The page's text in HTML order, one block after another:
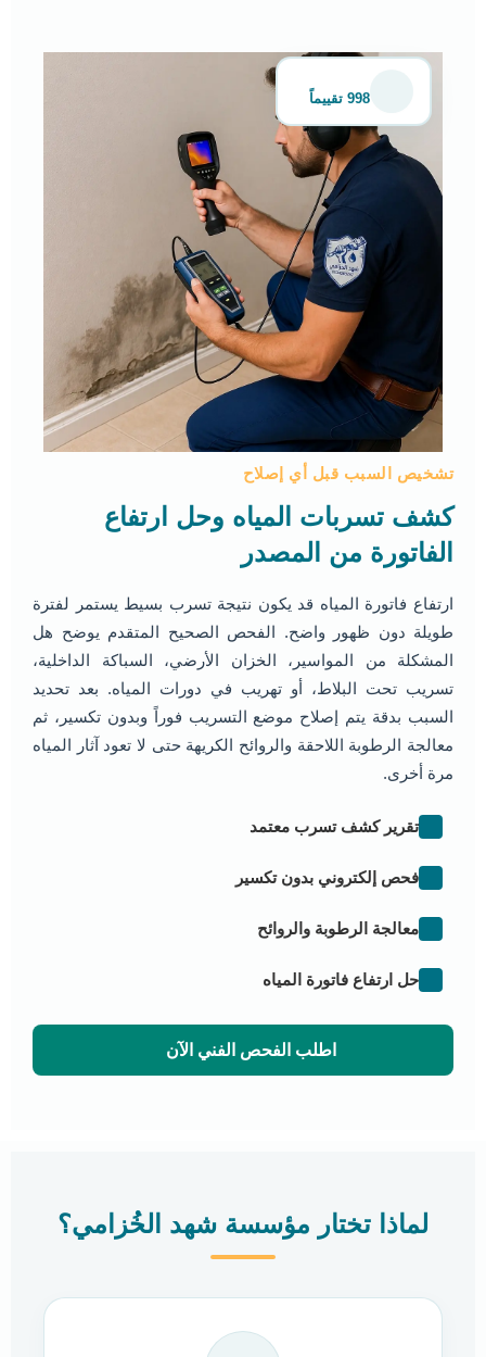
تشخيص السبب قبل أي إصلاح
كشف تسربات المياه وحل ارتفاع
الفاتورة من المصدر
ارتفاع فاتورة المياه قد يكون نتيجة تسرب بسيط يستمر لفترة
طويلة دون ظهور واضح. الفحص الصحيح المتقدم يوضح هل
المشكلة من المواسير، الخزان الأرضي، السباكة الداخلية،
تسريب تحت البلاط، أو تهريب في دورات المياه. بعد تحديد
السبب بدقة يتم إصلاح موضع التسريب فوراً وبدون تكسير، ثم
معالجة الرطوبة اللاحقة والروائح الكريهة حتى لا تعود آثار المياه
مرة أخرى.
تقرير كشف تسرب معتمد
فحص إلكتروني بدون تكسير
معالجة الرطوبة والروائح
حل ارتفاع فاتورة المياه
اطلب الفحص الفني الآن
998 تقييماً
لماذا تختار مؤسسة شهد الخُزامي؟